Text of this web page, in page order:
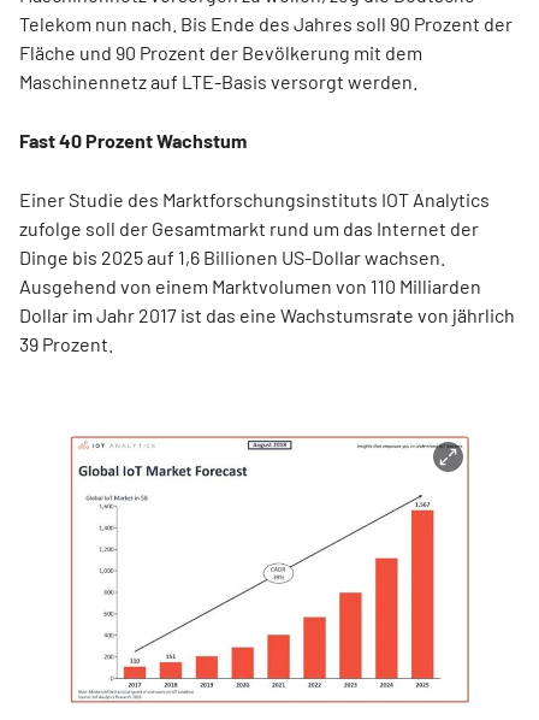
Telekom nun nach. Bis Ende des Jahres soll 90 Prozent der
Fläche und 90 Prozent der Bevölkerung mit dem
Maschinennetz auf LTE-Basis versorgt werden.
Fast 40 Prozent Wachstum
Einer Studie des Marktforschungsinstituts IOT Analytics
zufolge soll der Gesamtmarkt rund um das Internet der
Dinge bis 2025 auf 1,6 Billionen US-Dollar wachsen.
Ausgehend von einem Marktvolumen von 110 Milliarden
Dollar im Jahr 2017 ist das eine Wachstumsrate von jährlich
39 Prozent.